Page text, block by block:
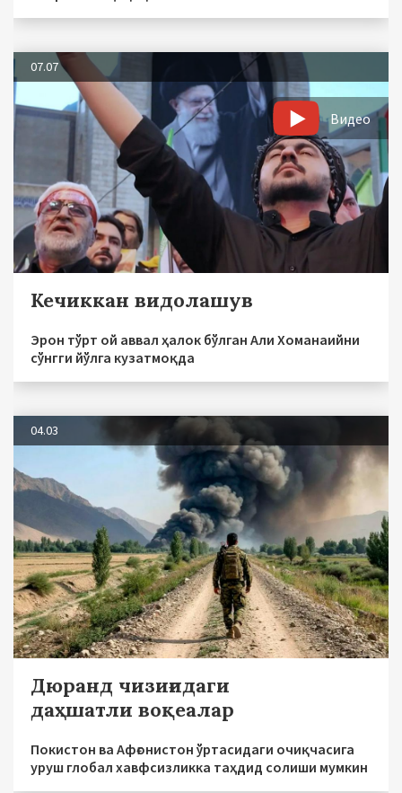
07.07
Видео
Кечиккан видолашув
Эрон тўрт ой аввал ҳалок бўлган Али Хоманаийни
сўнгги йўлга кузатмоқда
04.03
Дюранд чизиғидаги
даҳшатли воқеалар
Покистон ва Афғонистон ўртасидаги очиқчасига
уруш глобал хавфсизликка таҳдид солиши мумкин